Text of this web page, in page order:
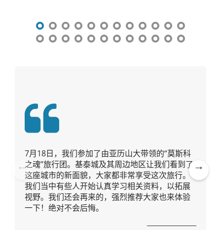
Pre
vio
us
7月18日，我们参加了由亚历山大带领的“莫斯科
之魂”旅行团。基泰城及其周边地区让我们看到了
这座城市的新面貌，大家都非常享受这次旅行。
我们当中有些人开始认真学习相关资料，以拓展
视野。我们还会再来的，强烈推荐大家也来体验
一下！绝对不会后悔。
Ne